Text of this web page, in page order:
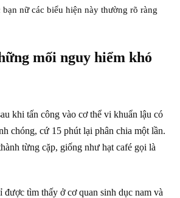
nữ các biểu hiện này thường rõ ràng
mối nguy hiểm khó
khi tấn công vào cơ thể vi khuẩn lậu có
chóng, cứ 15 phút lại phân chia một lần.
từng cặp, giống như hạt café gọi là
tìm thấy ở cơ quan sinh dục nam và